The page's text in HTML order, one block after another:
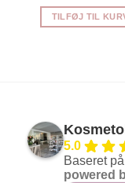
TILFØJ TIL
5.0
Baseret
powered